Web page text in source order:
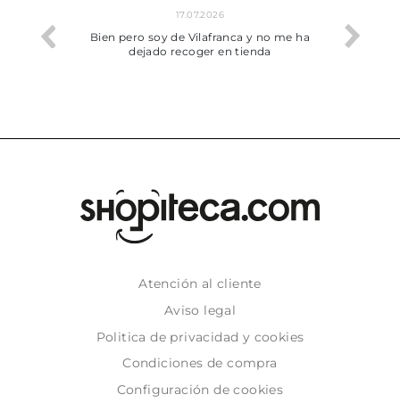
trobat
17.07.2026
Bien pero soy de Vilafranca y no me ha
dejado recoger en tienda
Atención al cliente
Aviso legal
Politica de privacidad y cookies
Condiciones de compra
Configuración de cookies